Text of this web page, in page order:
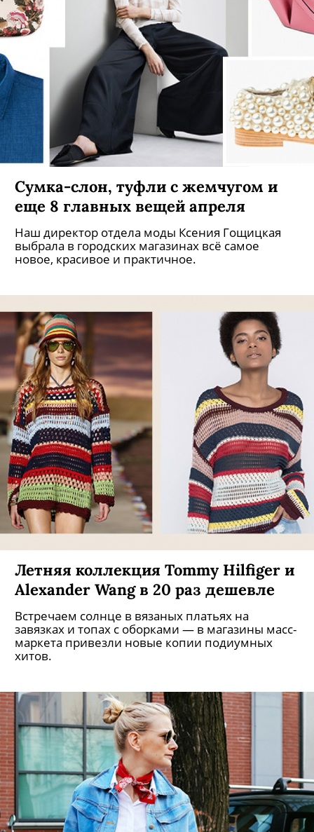
Cумка-слон, туфли с жемчугом и
еще 8 главных вещей апреля
Наш директор отдела моды Ксения Гощицкая
выбрала в городских магазинах всё самое
новое, красивое и практичное.
Летняя коллекция Tommy Hilfiger и
Alexander Wang в 20 раз дешевле
Встречаем солнце в вязаных платьях на
завязках и топах с оборками — в магазины масс-
маркета привезли новые копии подиумных
хитов.